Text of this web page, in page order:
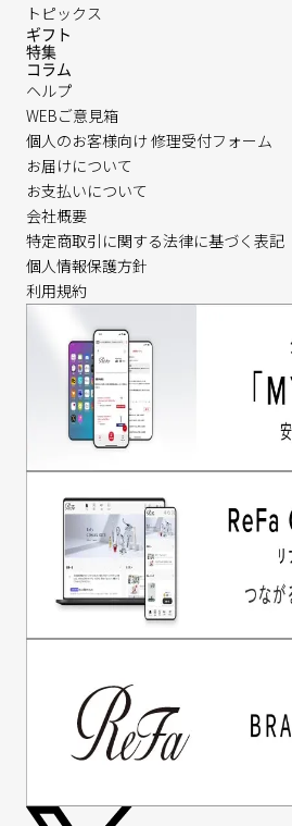
トピックス
ギフト
特集
コラム
ヘルプ
WEBご意見箱
個人のお客様向け 修理受付フォーム
お届けについて
お支払いについて
会社概要
特定商取引に関する法律に基づく表記
個人情報保護方針
利用規約